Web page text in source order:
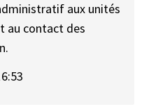
aux unités
au contact des